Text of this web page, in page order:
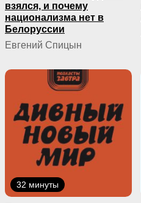
взялся, и почему
национализма нет в
Белоруссии
Евгений Спицын
32 минуты